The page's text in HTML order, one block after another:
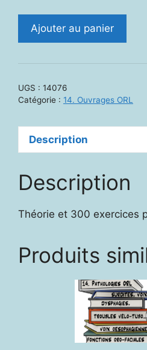
quantité
Un
et
métier
Ajouter au panier
UGS : 14076
Catégorie : 14. Ouvrages ORL
Description
Description
Théorie et 300 exercices
Produits